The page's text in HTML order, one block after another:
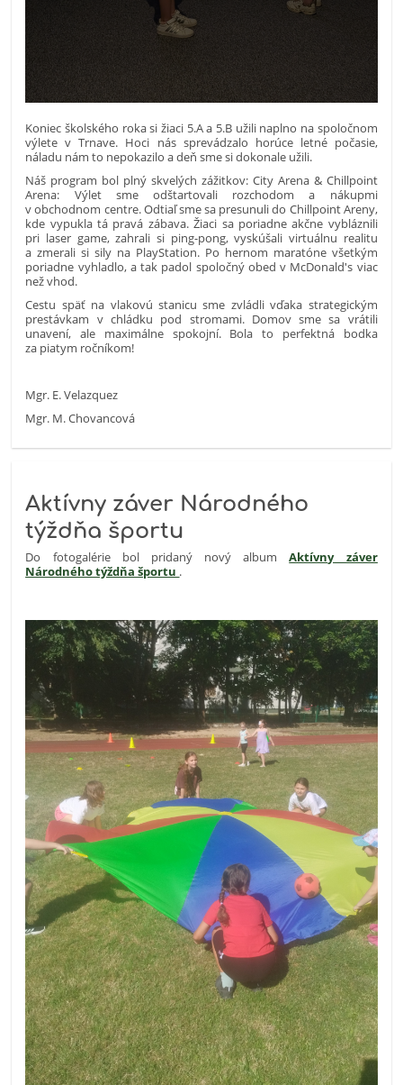
​Koniec školského roka si žiaci 5.A a 5.B užili naplno na spoločnom
výlete v Trnave. Hoci nás sprevádzalo horúce letné počasie,
náladu nám to nepokazilo a deň sme si dokonale užili. ​
Náš program bol plný skvelých zážitkov: ​City Arena & Chillpoint
Arena: Výlet sme odštartovali rozchodom a nákupmi
v obchodnom centre. Odtiaľ sme sa presunuli do Chillpoint Areny,
kde vypukla tá pravá zábava. Žiaci sa poriadne akčne vybláznili
pri laser game, zahrali si ping-pong, vyskúšali virtuálnu realitu
a zmerali si sily na PlayStation. Po hernom maratóne všetkým
poriadne vyhladlo, a tak padol spoločný obed v McDonald's viac
než vhod.
​Cestu späť na vlakovú stanicu sme zvládli vďaka strategickým
prestávkam v chládku pod stromami. Domov sme sa vrátili
unavení, ale maximálne spokojní. Bola to perfektná bodka
za piatym ročníkom!
Mgr. E. Velazquez
Mgr. M. Chovancová
Aktívny záver Národného
týždňa športu
Do fotogalérie bol pridaný nový albumAktívny záver
Národného týždňa športu .